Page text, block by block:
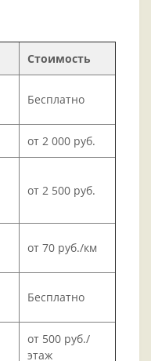
Стоимость
Бесплатно
от 2 000 руб.
от 2 500 руб.
от 70 руб./км
Бесплатно
от 500 руб./
этаж